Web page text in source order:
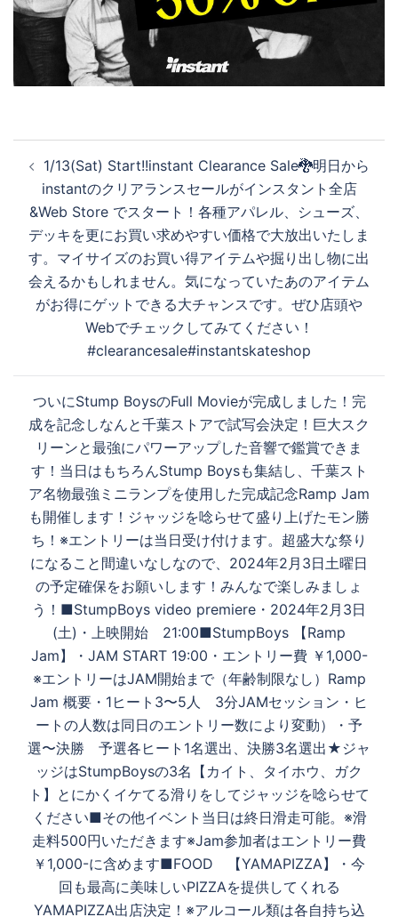
稿
ナ
ビ
ゲ
ー
1/13(Sat) Start!!instant Clearance Sale🐉明日から
instantのクリアランスセールがインスタント全店
&Web Store でスタート！各種アパレル、シューズ、
デッキを更にお買い求めやすい価格で大放出いたしま
す。マイサイズのお買い得アイテムや掘り出し物に出
会えるかもしれません。気になっていたあのアイテム
がお得にゲットできる大チャンスです。ぜひ店頭や
Webでチェックしてみてください！
#clearancesale#instantskateshop
ついにStump BoysのFull Movieが完成しました！完
成を記念しなんと千葉ストアで試写会決定！巨大スク
リーンと最強にパワーアップした音響で鑑賞できま
す！当日はもちろんStump Boysも集結し、千葉スト
ア名物最強ミニランプを使用した完成記念Ramp Jam
も開催します！ジャッジを唸らせて盛り上げたモン勝
ち！※エントリーは当日受け付けます。超盛大な祭り
になること間違いなしなので、2024年2月3日土曜日
の予定確保をお願いします！みんなで楽しみましょ
う！■StumpBoys video premiere・2024年2月3日
(土)・上映開始 21:00■StumpBoys 【Ramp
Jam】・JAM START 19:00・エントリー費 ￥1,000-
※エントリーはJAM開始まで（年齢制限なし）Ramp
Jam 概要・1ヒート3〜5人 3分JAMセッション・ヒ
ートの人数は同日のエントリー数により変動）・予
選〜決勝 予選各ヒート1名選出、決勝3名選出★ジャ
ッジはStumpBoysの3名【カイト、タイホウ、ガク
ト】とにかくイケてる滑りをしてジャッジを唸らせて
ください■その他イベント当日は終日滑走可能。※滑
走料500円いただきます※Jam参加者はエントリー費
￥1,000-に含めます■FOOD 【YAMAPIZZA】・今
回も最高に美味しいPIZZAを提供してくれる
YAMAPIZZA出店決定！※アルコール類は各自持ち込